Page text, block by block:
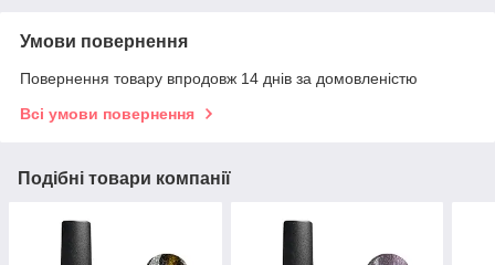
Умови повернення
Повернення товару впродовж 14 днів за домовленістю
Всі умови повернення
Подібні товари компанії